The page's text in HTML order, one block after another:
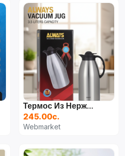
Термос Из Нержавой Стали 3л
245.00с.
Webmarket